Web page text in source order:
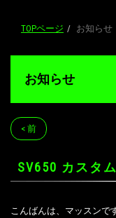
TOPページ お知らせ
お知らせ
< 前
SV650 カスタ
こんばんは、マッスンで